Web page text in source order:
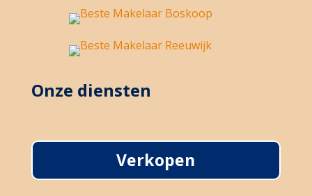
Onze diensten
Verkopen